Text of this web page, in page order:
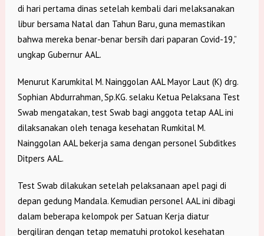
di hari pertama dinas setelah kembali dari melaksanakan
libur bersama Natal dan Tahun Baru, guna memastikan
bahwa mereka benar-benar bersih dari paparan Covid-19,”
ungkap Gubernur AAL.
Menurut Karumkital M. Nainggolan AAL Mayor Laut (K) drg.
Sophian Abdurrahman, Sp.KG. selaku Ketua Pelaksana Test
Swab mengatakan, test Swab bagi anggota tetap AAL ini
dilaksanakan oleh tenaga kesehatan Rumkital M.
Nainggolan AAL bekerja sama dengan personel Subditkes
Ditpers AAL.
Test Swab dilakukan setelah pelaksanaan apel pagi di
depan gedung Mandala. Kemudian personel AAL ini dibagi
dalam beberapa kelompok per Satuan Kerja diatur
bergiliran dengan tetap mematuhi protokol kesehatan